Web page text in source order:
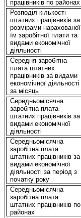
працівниківпо районах
Розподіл кількості
штатних працівниківза
розмірами нарахованої
їм заробітноїплати та
видами економічної
діяльності
Середня заробітна
плата штатних
працівниківза видами
економічної діяльності
за місяць
Середньомісячна
заробітнаплата
штатних працівниківза
видами економічної
діяльності
Середньомісячна
заробітнаплата
штатних працівниківза
видами економічної
діяльності за періодз
початку року
Середньомісячна
заробітнаплата
штатних працівниківпо
районах